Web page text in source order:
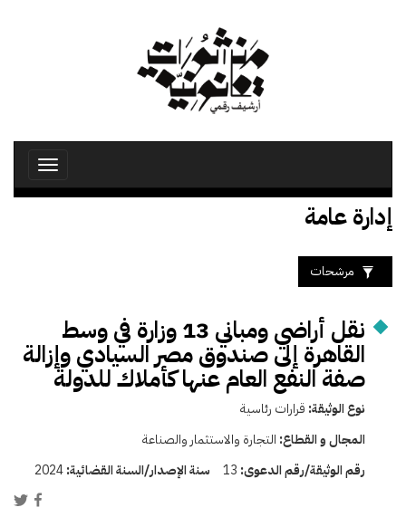
Toggle
إدارة عامة
مرشحات
نقل أراضي ومباني 13 وزارة في وسط
القاهرة إلى صندوق مصر السيادي وإزالة
صفة النفع العام عنها كأملاك للدولة
نوع الوثيقة: قرارات رئاسية
المجال و القطاع: التجارة والاستثمار والصناعة
رقم الوثيقة/رقم الدعوى: 13 سنة الإصدار/السنة القضائية:2024